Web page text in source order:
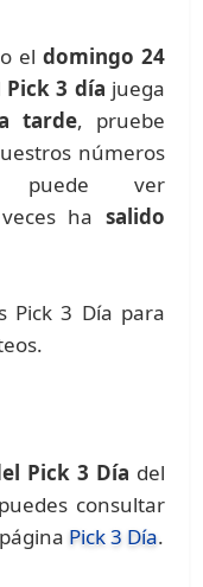
eldomingo 24
Pick 3 día juega
tarde, pruebe
números
puede ver
ha salido
Pick 3 Día para
Pick 3 Día del
consultar
Pick 3 Día.